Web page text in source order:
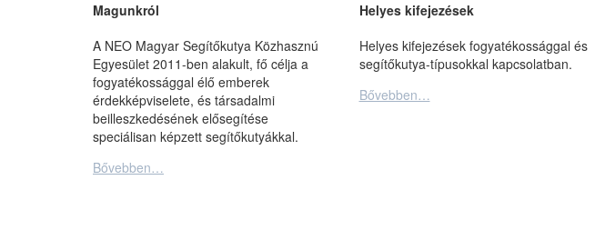
Magunkról
A NEO Magyar Segítőkutya Közhasznú
Egyesület 2011-ben alakult, fő célja a
fogyatékossággal élő emberek
érdekképviselete, és társadalmi
beilleszkedésének elősegítése
speciálisan képzett segítőkutyákkal.
Bővebben…
Helyes kifejezések
Helyes kifejezések fogyatékossággal és
segítőkutya-típusokkal kapcsolatban.
Bővebben…